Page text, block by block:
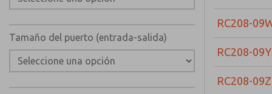
Tamaño del puerto (entrada-salida)
RC208-
RC208-09Y
RC208-09Z